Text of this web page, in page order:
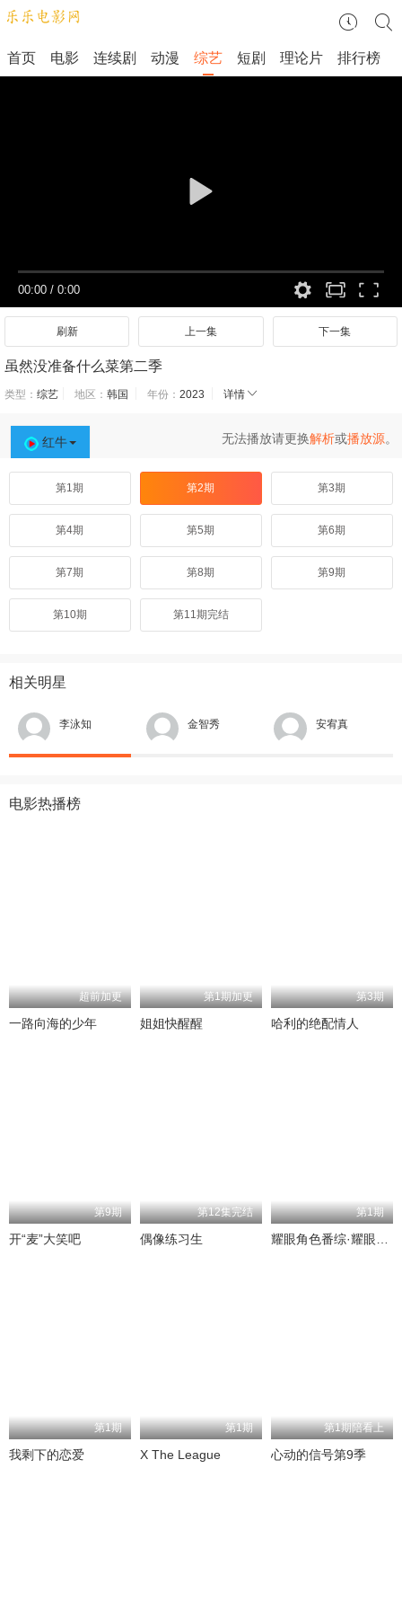
首页 电影 连续剧 动漫 综艺 短剧 理论片 排行榜
00:00 / 0:00
刷新 上一集 下一集
虽然没准备什么菜第二季
类型： 综艺 地区： 韩国 年份： 2023 详情
红牛 无法播放请更换解析或播放源。
第1期 第2期 第3期
第4期 第5期 第6期
第7期 第8期 第9期
第10期 第11期完结
相关明星
李泳知 金智秀 安宥真
电影热播榜
超前加更
一路向海的少年
第1期加更
姐姐快醒醒
第3期
哈利的绝配情人
第9期
开“麦”大笑吧
第12集完结
偶像练习生
第1期
第1期
我剩下的恋爱
第1期
X The League
第1期陪看上
心动的信号第9季